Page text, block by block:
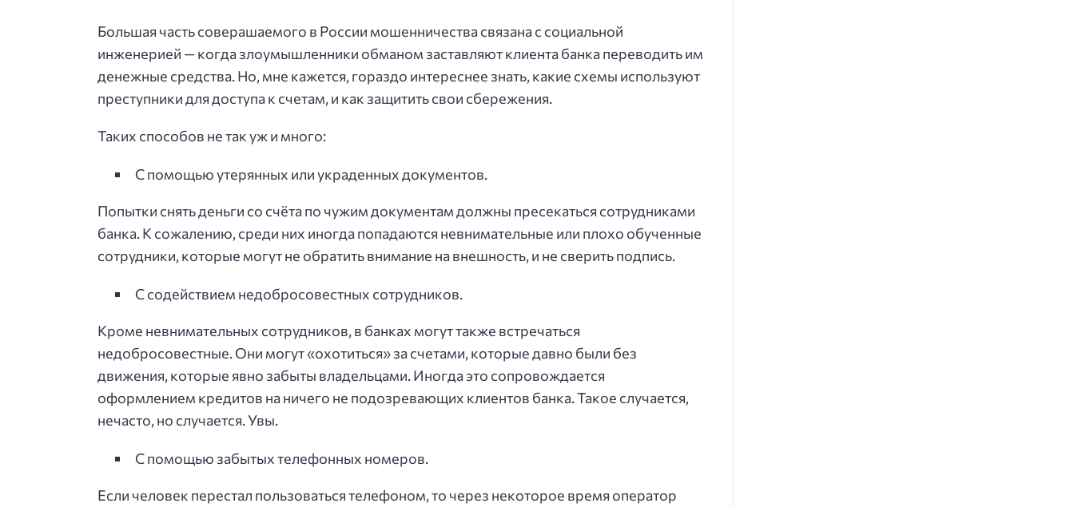
Большая часть соверашаемого в России мошенничества связана с социальной
инженерией — когда злоумышленники обманом заставляют клиента банка переводить им
денежные средства. Но, мне кажется, гораздо интереснее знать, какие схемы используют
преступники для доступа к счетам, и как защитить свои сбережения.
Таких способов не так уж и много:
С помощью утерянных или украденных документов.
Попытки снять деньги со счёта по чужим документам должны пресекаться сотрудниками
банка. К сожалению, среди них иногда попадаются невнимательные или плохо обученные
сотрудники, которые могут не обратить внимание на внешность, и не сверить подпись.
С содействием недобросовестных сотрудников.
Кроме невнимательных сотрудников, в банках могут также встречаться
недобросовестные. Они могут «охотиться» за счетами, которые давно были без
движения, которые явно забыты владельцами. Иногда это сопровождается
оформлением кредитов на ничего не подозревающих клиентов банка. Такое случается,
нечасто, но случается. Увы.
С помощью забытых телефонных номеров.
Если человек перестал пользоваться телефоном, то через некоторое время оператор